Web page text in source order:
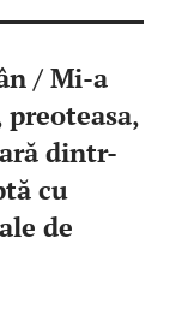
/ Mi-a
preoteasa,
dintr-
cu
de